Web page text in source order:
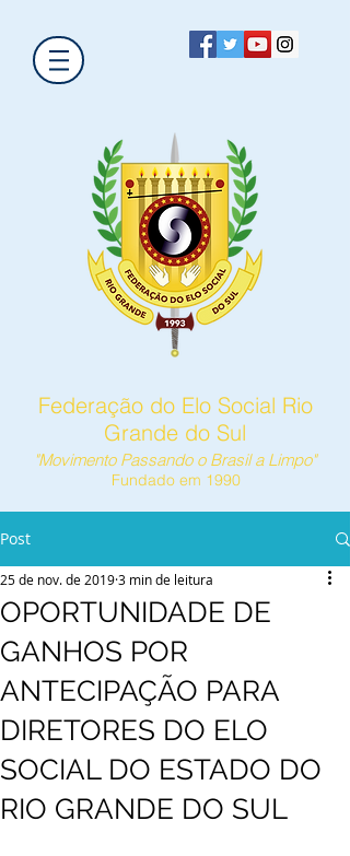
Federação do Elo Social Rio
Grande do Sul
"Movimento Passando o Brasil a Limpo"
Fundado em 1990
Post
OPORTUNIDADE DE
GANHOS POR
ANTECIPAÇÃO PARA
DIRETORES DO ELO
SOCIAL DO ESTADO DO
RIO GRANDE DO SUL
25 de nov. de 20193 min de leitura